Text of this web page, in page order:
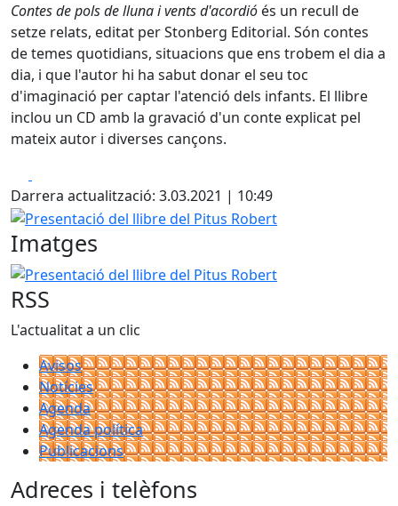
Contes de pols de lluna i vents d'acordió és un recull de
setze relats, editat per Stonberg Editorial. Són contes
de temes quotidians, situacions que ens trobem el dia a
dia, i que l'autor hi ha sabut donar el seu toc
d'imaginació per captar l'atenció dels infants. El llibre
inclou un CD amb la gravació d'un conte explicat pel
mateix autor i diverses cançons.
Darrera actualització: 3.03.2021 | 10:49
Presentació del llibre del Pitus Robert
Imatges
Presentació del llibre del Pitus Robert
RSS
L'actualitat a un clic
Avisos
Notícies
Agenda
Agenda política
Publicacions
Adreces i telèfons